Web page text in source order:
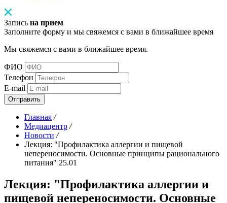
Запись на прием
Заполните форму и мы свяжемся с вами в ближайшее время
Мы свяжемся с вами в ближайшее время.
ФИО
Телефон
E-mail
Отправить
Главная /
Медиацентр /
Новости /
Лекция: "Профилактика аллергии и пищевой
непереносимости. Основные принципы рационального
питания" 25.01
Лекция: "Профилактика аллергии и
пищевой непереносимости. Основные